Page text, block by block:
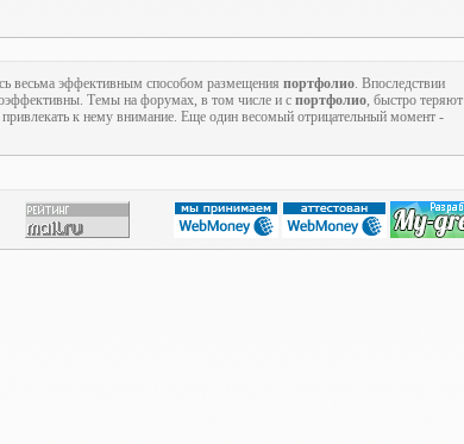
весьма эффективным способом размещения портфолио. Впоследствии
Темы на форумах, в том числе и с портфолио, быстро теряют
привлекать к нему внимание. Еще один весомый отрицательный момент -